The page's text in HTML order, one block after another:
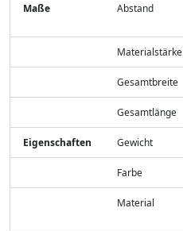
Maße Abstand
Materialstärke
Gesamtbreite
Gesamtlänge
Eigenschaften Gewicht
Farbe
Material